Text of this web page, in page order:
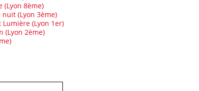
(Lyon 8ème)
(Lyon 3ème)
(Lyon 1er)
(Lyon 2ème)